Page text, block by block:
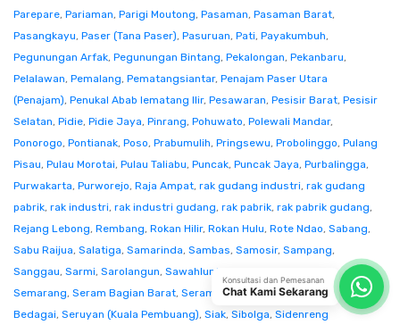
Parepare, Pariaman, Parigi Moutong, Pasaman, Pasaman Barat,
Pasangkayu, Paser (Tana Paser), Pasuruan, Pati, Payakumbuh,
Pegunungan Arfak, Pegunungan Bintang, Pekalongan, Pekanbaru,
Pelalawan, Pemalang, Pematangsiantar, Penajam Paser Utara
(Penajam), Penukal Abab lematang Ilir, Pesawaran, Pesisir Barat, Pesisir
Selatan, Pidie, Pidie Jaya, Pinrang, Pohuwato, Polewali Mandar,
Ponorogo, Pontianak, Poso, Prabumulih, Pringsewu, Probolinggo, Pulang
Pisau, Pulau Morotai, Pulau Taliabu, Puncak, Puncak Jaya, Purbalingga,
Purwakarta, Purworejo, Raja Ampat, rak gudang industri, rak gudang
pabrik, rak industri, rak industri gudang, rak pabrik, rak pabrik gudang,
Rejang Lebong, Rembang, Rokan Hilir, Rokan Hulu, Rote Ndao, Sabang,
Sabu Raijua, Salatiga, Samarinda, Sambas, Samosir, Sampang,
Sanggau, Sarmi, Sarolangun, Sawahlunto
Semarang, Seram Bagian Barat, Seram Bagian Timur,Serang Serdang
Bedagai, Seruyan (Kuala Pembuang), Siak, Sibolga, Sidenreng
Konsultasi dan Pemesanan
Chat Kami Sekarang